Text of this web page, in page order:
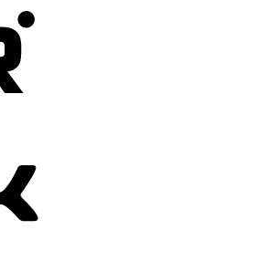
Егор Архипов в «антикризисной»
— какие шаги были предприняты,
из сложной ситуации, и как
непростые времена
РСХБ в Нижегородской области